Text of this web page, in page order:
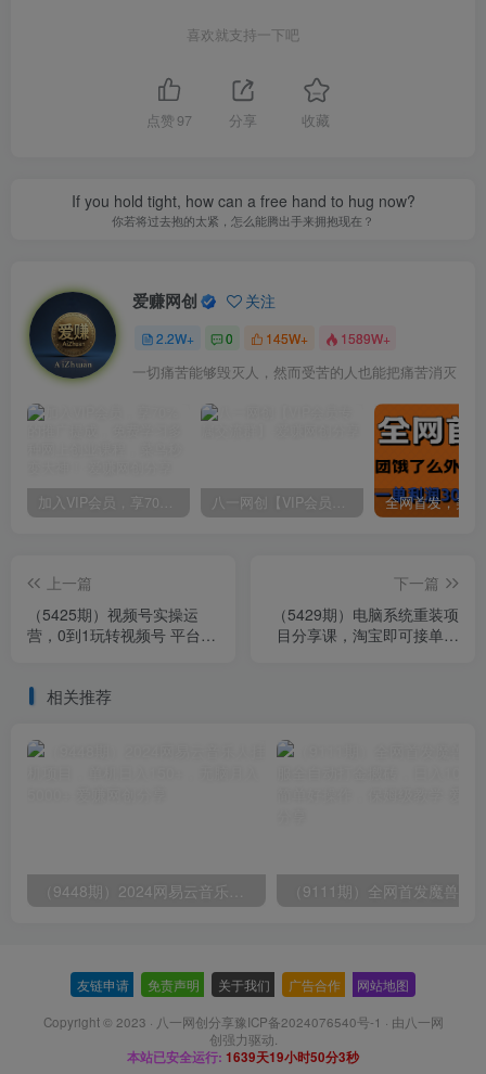
喜欢就支持一下吧
点赞 97 分享 收藏
If you hold tight, how can a free hand to hug now?
你若将过去抱的太紧，怎么能腾出手来拥抱现在？
爱赚网创 关注
2.2W+ 0 145W+ 1589W+
一切痛苦能够毁灭人，然而受苦的人也能把痛苦消灭
加入VIP会员，享70%的推广提成，免费学习多种网上创业课程，菜鸟秒变大神！ 八一网创【VIP会员专属交流群】
上一篇
（5425期）视频号实操运
营，0到1玩转视频号 平台规
下一篇
（5429期）电脑系统重装项
目分享课，淘宝即可接单变
相关推荐
友链申请 免责声明 关于我们 广告合作 网站地图
Copyright © 2023 · 八一网创分享豫ICP备2024076540号-1 · 由八一网
创强力驱动.
本站已安全运行: 1639天19小时50分3秒